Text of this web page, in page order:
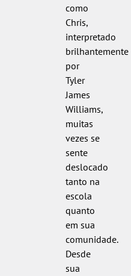
como
Chris,
interpretado
brilhantemente
por
Tyler
James
Williams,
muitas
vezes se
sente
deslocado
tanto na
escola
quanto
em sua
comunidade.
Desde
sua